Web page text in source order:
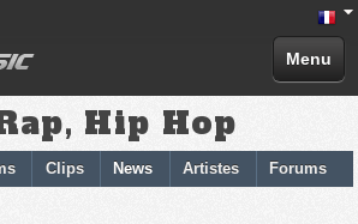
Menu
Hip Hop
Clips News Artistes Forums